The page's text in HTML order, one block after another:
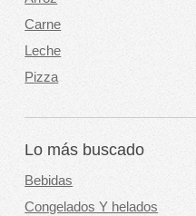
Carne
Leche
Pizza
Lo más buscado
Bebidas
Congelados Y helados